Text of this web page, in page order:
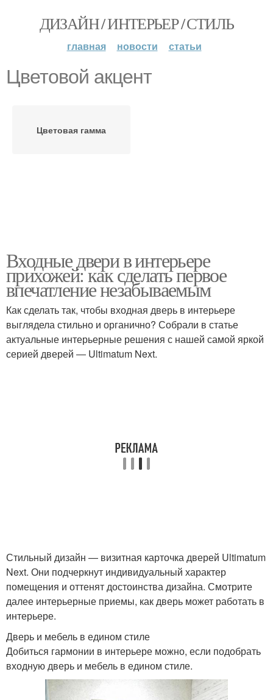
ДИЗАЙН / ИНТЕРЬЕР / СТИЛЬ
главная новости статьи
Цветовой акцент
Цветовая гамма
Входные двери в интерьере
прихожей: как сделать первое
впечатление незабываемым
Как сделать так, чтобы входная дверь в интерьере
выглядела стильно и органично? Собрали в статье
актуальные интерьерные решения с нашей самой яркой
серией дверей ― Ultimatum Next.
Стильный дизайн — визитная карточка дверей Ultimatum
Next. Они подчеркнут индивидуальный характер
помещения и оттенят достоинства дизайна. Смотрите
далее интерьерные приемы, как дверь может работать в
интерьере.
Дверь и мебель в едином стиле
Добиться гармонии в интерьере можно, если подобрать
входную дверь и мебель в едином стиле.